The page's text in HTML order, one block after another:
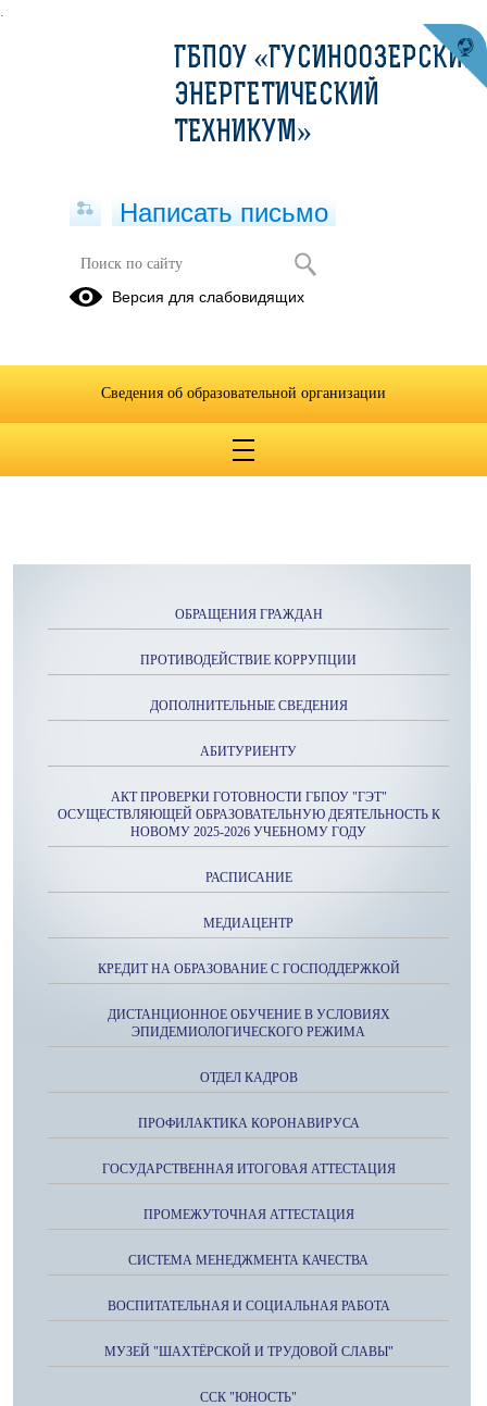
.
31 января 2022
31.01.2022
ОБРАЩЕНИЯ ГРАЖДАН
ПРОТИВОДЕЙСТВИЕ КОРРУПЦИИ
ДОПОЛНИТЕЛЬНЫЕ СВЕДЕНИЯ
АБИТУРИЕНТУ
АКТ ПРОВЕРКИ ГОТОВНОСТИ ГБПОУ "ГЭТ"
ОСУЩЕСТВЛЯЮЩЕЙ ОБРАЗОВАТЕЛЬНУЮ ДЕЯТЕЛЬНОСТЬ К
НОВОМУ 2025-2026 УЧЕБНОМУ ГОДУ
РАСПИСАНИЕ
МЕДИАЦЕНТР
КРЕДИТ НА ОБРАЗОВАНИЕ С ГОСПОДДЕРЖКОЙ
ДИСТАНЦИОННОЕ ОБУЧЕНИЕ В УСЛОВИЯХ
ЭПИДЕМИОЛОГИЧЕСКОГО РЕЖИМА
ОТДЕЛ КАДРОВ
ПРОФИЛАКТИКА КОРОНАВИРУСА
ГОСУДАРСТВЕННАЯ ИТОГОВАЯ АТТЕСТАЦИЯ
ПРОМЕЖУТОЧНАЯ АТТЕСТАЦИЯ
СИСТЕМА МЕНЕДЖМЕНТА КАЧЕСТВА
ВОСПИТАТЕЛЬНАЯ И СОЦИАЛЬНАЯ РАБОТА
МУЗЕЙ "ШАХТЁРСКОЙ И ТРУДОВОЙ СЛАВЫ"
ССК "ЮНОСТЬ"
ГБПОУ «ГУСИНООЗЕРСКИЙ
ЭНЕРГЕТИЧЕСКИЙ
ТЕХНИКУМ»
Написать письмо
Версия для слабовидящих
Сведения об образовательной организации